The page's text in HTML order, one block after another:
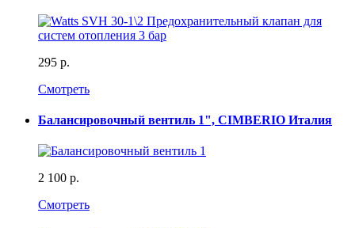
295 р.
Смотреть
Балансировочный вентиль 1", CIMBERIO Италия
2 100 р.
Смотреть